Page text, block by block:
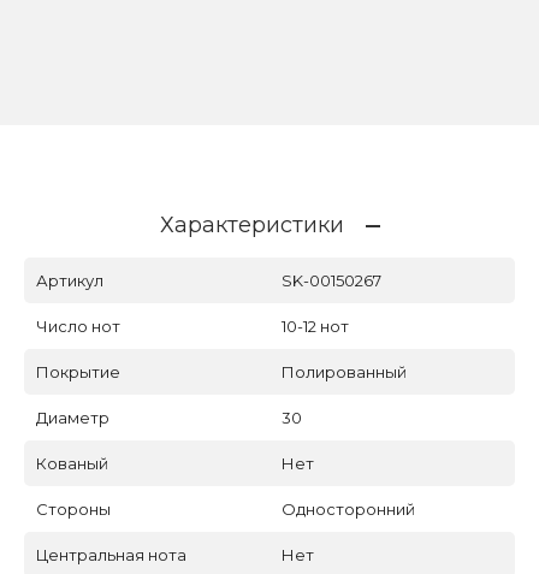
Характеристики
Артикул SK-00150267
Число нот 10-12 нот
Покрытие Полированный
Диаметр 30
Кованый Нет
Стороны Односторонний
Центральная нота Нет